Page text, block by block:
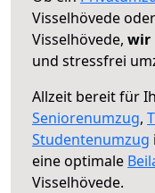
Visselhövede
Visselhövede, wir
und stressfrei
Allzeit bereit für
Seniorenumzug,
Studentenumzug
eine optimale
Visselhövede.